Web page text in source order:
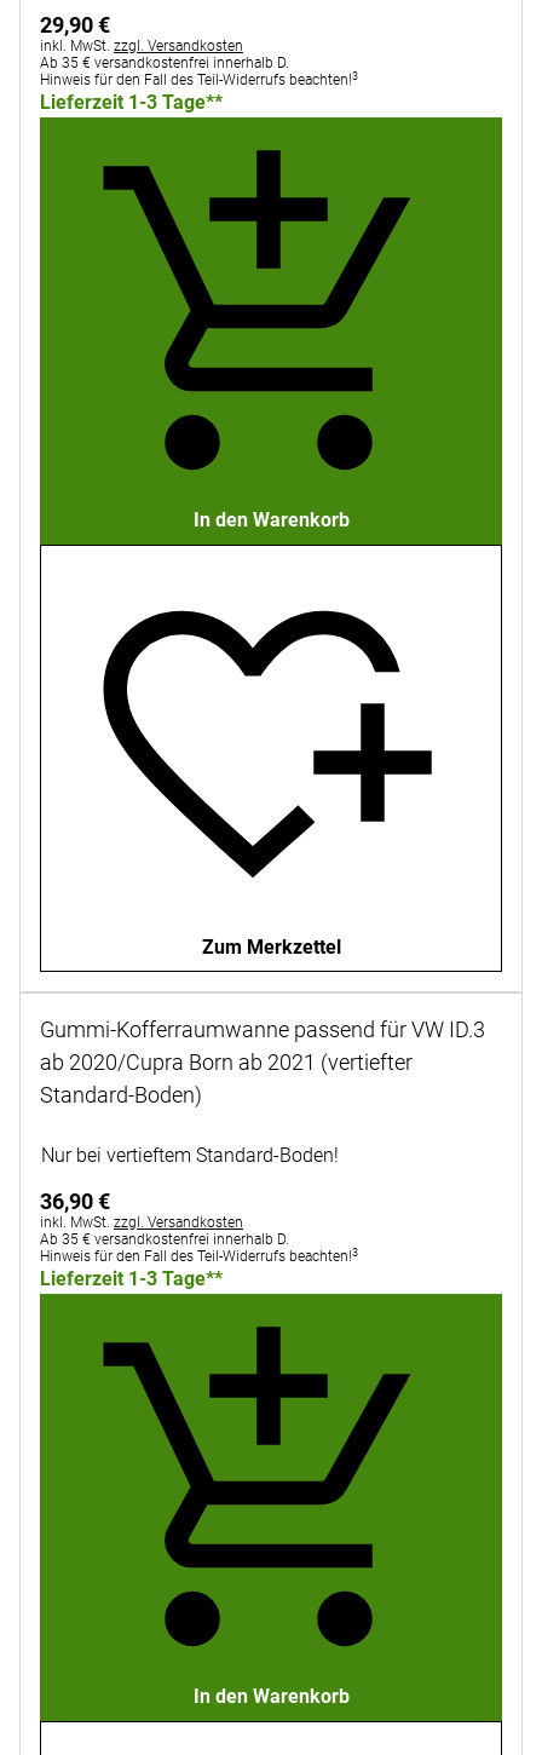
29,90€
Steuerhinweis:
inkl. MwSt. zzgl. Versandkosten
Ab 35 € versandkostenfrei innerhalb D.
Hinweis für den Fall des Teil-Widerrufs beachten!3
Lieferzeit 1-3 Tage**
In den Warenkorb
Zum Merkzettel
Gummi-Kofferraumwanne passend für VW ID.3
ab 2020/Cupra Born ab 2021 (vertiefter
Standard-Boden)
Nur bei vertieftem Standard-Boden!
36,90€
Steuerhinweis:
inkl. MwSt. zzgl. Versandkosten
Ab 35 € versandkostenfrei innerhalb D.
Hinweis für den Fall des Teil-Widerrufs beachten!3
Lieferzeit 1-3 Tage**
In den Warenkorb